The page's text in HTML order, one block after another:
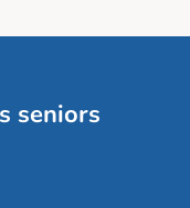
seniors